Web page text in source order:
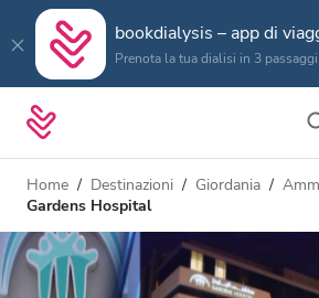
bookdialysis – app di
Prenota la tua dialisi in 3 passaggi
Home Destinazioni Giordania
Gardens Hospital